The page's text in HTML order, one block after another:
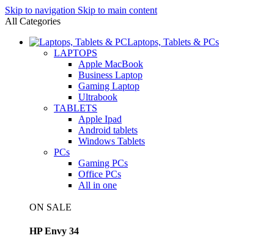
Skip to navigation Skip to main content
All Categories
Laptops, Tablets & PCs
LAPTOPS
Apple MacBook
Business Laptop
Gaming Laptop
Ultrabook
TABLETS
Apple Ipad
Android tablets
Windows Tablets
PCs
Gaming PCs
Office PCs
All in one
ON SALE
HP Envy 34